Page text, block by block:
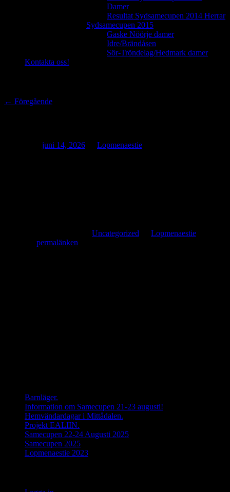
Damer
Resultat Sydsamecupen 2014 Herrar
Sydsamecupen 2015
Gaske Nöörje damer
Idre/Brändåsen
Sör-Tröndelag/Hedmark damer
Kontakta oss!
← Föregående
juni 14, 2026
Lopmenaestie
Uncategorized Lopmenaestie
permalänken
Barnläger.
Information om Samecupen 21-23 augusti!
Hemvändardagar i Mittådalen.
Projekt EALIIN.
Samecupen 22-24 Augusti 2025
Samecupen 2025
Lopmenaestie 2023